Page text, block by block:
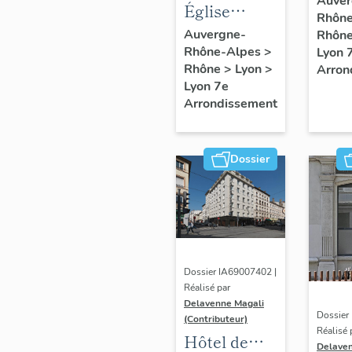
et
industrielle,
il
acquiert
une
certaine
notabilité
tournant
du
20e
siècle
avec
le
développement
du
des
Facultés,
et
connaît
aujourd'hui
Église
paroissiale
Saint-André
Auvergne-
Rhône-Alpes>
Rhône > Lyon>
Lyon 7e
Arrondissement
Lyon
Dossier
Dossier IA69007402 |
Réalisé par
Delavenne Magali
(Contributeur)
Hôtel de
Réalisé